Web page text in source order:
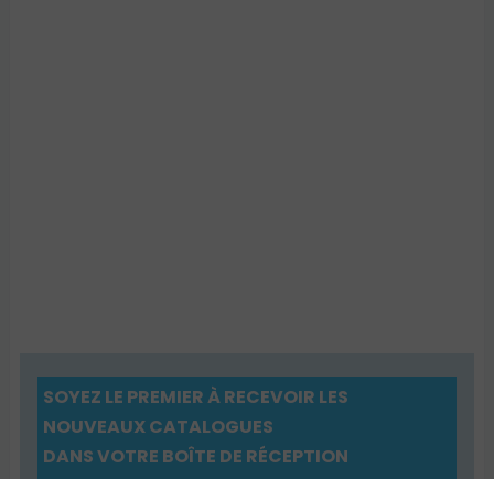
SOYEZ LE PREMIER À RECEVOIR LES
NOUVEAUX CATALOGUES
DANS VOTRE BOÎTE DE RÉCEPTION